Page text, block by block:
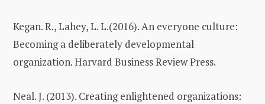
Kegan. R., Lahey, L. L.(2016). An everyone culture:
Becoming a deliberately developmental
organization. Harvard Business Review Press.
Neal. J. (2013). Creating enlightened organizations: